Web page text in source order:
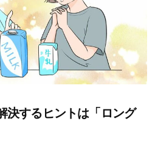
するヒントは「ロング